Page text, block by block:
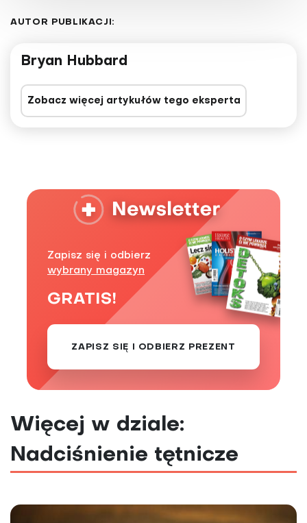
AUTOR PUBLIKACJI:
Bryan Hubbard
Zobacz więcej artykułów tego eksperta
Zapisz się i odbierz
wybrany magazyn
GRATIS!
ZAPISZ SIĘ I ODBIERZ PREZENT
Więcej w dziale:
Nadciśnienie tętnicze